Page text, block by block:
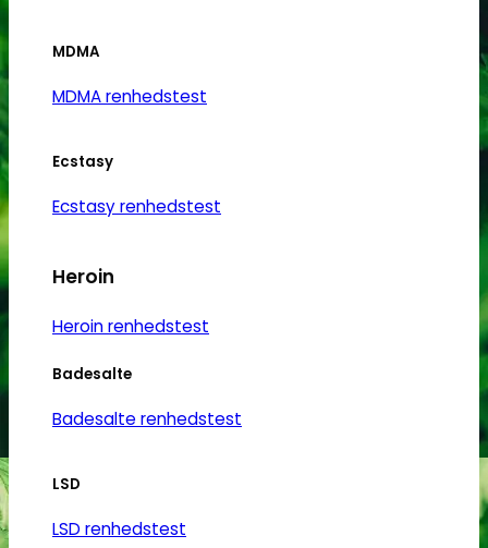
MDMA
MDMA renhedstest
Ecstasy
Ecstasy renhedstest
Heroin
Heroin renhedstest
Badesalte
Badesalte renhedstest
LSD
LSD renhedstest